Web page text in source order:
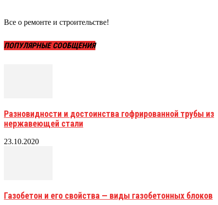
Все о ремонте и строительстве!
ПОПУЛЯРНЫЕ СООБЩЕНИЯ
Разновидности и достоинства гофрированной трубы из
нержавеющей стали
23.10.2020
Газобетон и его свойства — виды газобетонных блоков